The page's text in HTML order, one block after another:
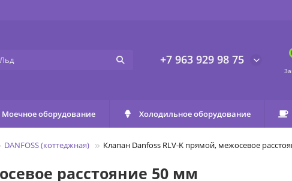
+7 963 929 98 75
Моечное оборудование Холодильное оборудование
DANFOSS (коттеджная) Клапан Danfoss RLV-K прямой, межосевое
расстояние 50 мм